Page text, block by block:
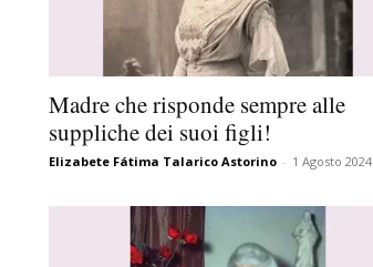
Madre che risponde sempre alle
suppliche dei suoi figli!
Elizabete Fátima Talarico Astorino - 1 Agosto 2024